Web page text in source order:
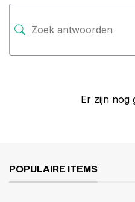
Er zijn nog
POPULAIRE ITEMS